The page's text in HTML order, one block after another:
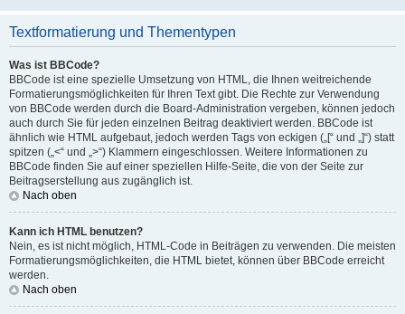
Textformatierung und Thementypen
Was ist BBCode?
BBCode ist eine spezielle Umsetzung von HTML, die Ihnen weitreichende
Formatierungsmöglichkeiten für Ihren Text gibt. Die Rechte zur Verwendung
von BBCode werden durch die Board-Administration vergeben, können jedoch
auch durch Sie für jeden einzelnen Beitrag deaktiviert werden. BBCode ist
ähnlich wie HTML aufgebaut, jedoch werden Tags von eckigen („[“ und „]“) statt
spitzen („<“ und „>“) Klammern eingeschlossen. Weitere Informationen zu
BBCode finden Sie auf einer speziellen Hilfe-Seite, die von der Seite zur
Beitragserstellung aus zugänglich ist.
Nach oben
Kann ich HTML benutzen?
Nein, es ist nicht möglich, HTML-Code in Beiträgen zu verwenden. Die meisten
Formatierungsmöglichkeiten, die HTML bietet, können über BBCode erreicht
werden.
Nach oben